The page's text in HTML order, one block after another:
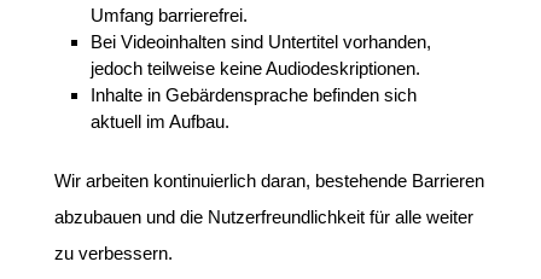
Umfang barrierefrei.
Bei Videoinhalten sind Untertitel vorhanden,
jedoch teilweise keine Audiodeskriptionen.
Inhalte in Gebärdensprache befinden sich
aktuell im Aufbau.
Wir arbeiten kontinuierlich daran, bestehende Barrieren
abzubauen und die Nutzerfreundlichkeit für alle weiter
zu verbessern.